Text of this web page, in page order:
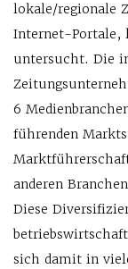
lokale/regionale
Internet-Portale,
untersucht. Die
6
führenden
anderen
Diese
sich damit in